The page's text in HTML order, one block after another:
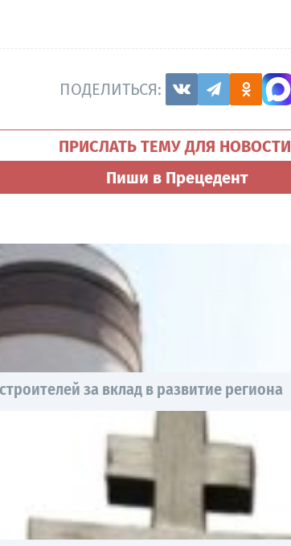
ПОДЕЛИТЬСЯ:
ПРИСЛАТЬ ТЕМУ ДЛЯ НОВОСТИ
Пиши в Прецедент
за вклад в развитие региона